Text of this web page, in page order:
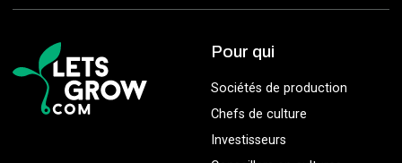
Pour qui
Sociétés de production
Chefs de culture
Investisseurs